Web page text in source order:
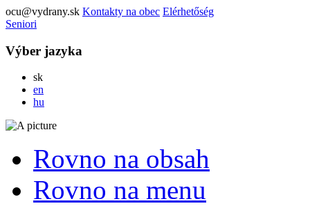
ocu@vydrany.sk Kontakty na obec Elérhetőség
Seniori
Výber jazyka
skSlovensky
en
hu
Rovno na obsah
Rovno na menu